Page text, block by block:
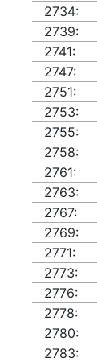
2734:
2739:
2741:
2747:
2751:
2753:
2755:
2758:
2761:
2763:
2767:
2769:
2771:
2773:
2776:
2778:
2780:
2783: